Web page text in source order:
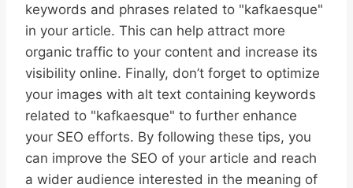
keywords and phrases related to "kafkaesque"
in your article. This can help attract more
organic traffic to your content and increase its
visibility online. Finally, don’t forget to optimize
your images with alt text containing keywords
related to "kafkaesque" to further enhance
your SEO efforts. By following these tips, you
can improve the SEO of your article and reach
a wider audience interested in the meaning of